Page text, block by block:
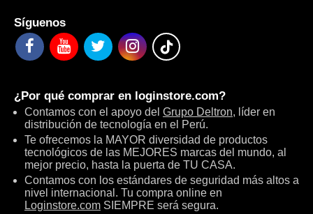
Síguenos
¿Por qué comprar en loginstore.com?
Contamos con el apoyo del Grupo Deltron, líder en
distribución de tecnología en el Perú.
Te ofrecemos la MAYOR diversidad de productos
tecnológicos de las MEJORES marcas del mundo, al
mejor precio, hasta la puerta de TU CASA.
Contamos con los estándares de seguridad más altos a
nivel internacional. Tu compra online en
Loginstore.com SIEMPRE será segura.